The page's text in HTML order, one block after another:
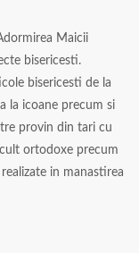
Maicii
bisericesti.
bisericesti de la
la icoane precum si
provin din tari cu
ortodoxe precum
in manastirea